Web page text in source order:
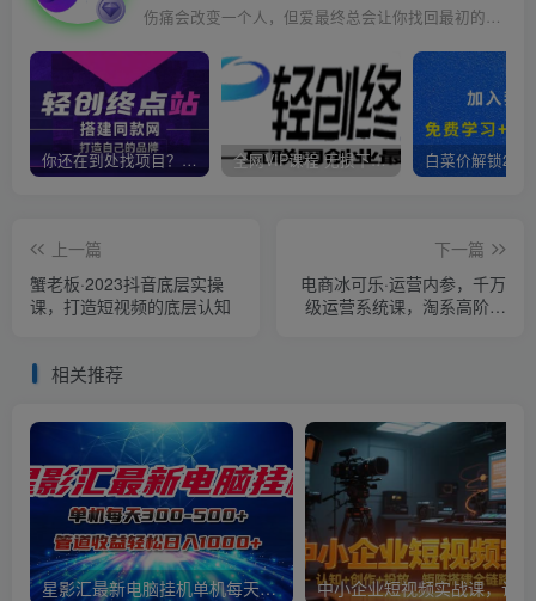
伤痛会改变一个人，但爱最终总会让你找回最初的自己
你还在到处找项目？还在当韭菜？我靠卖项目一个月收入5万+，曾经我也是个失败者。 全网VIP课程 无损下载~
上一篇
蟹老板·2023抖音底层实操
课，打造短视频的底层认知
下一篇
电商冰可乐·运营内参，千万
级运营系统课，淘系高阶运
相关推荐
星影汇最新电脑挂机单机每天300+团队管道收益轻松日入1000+